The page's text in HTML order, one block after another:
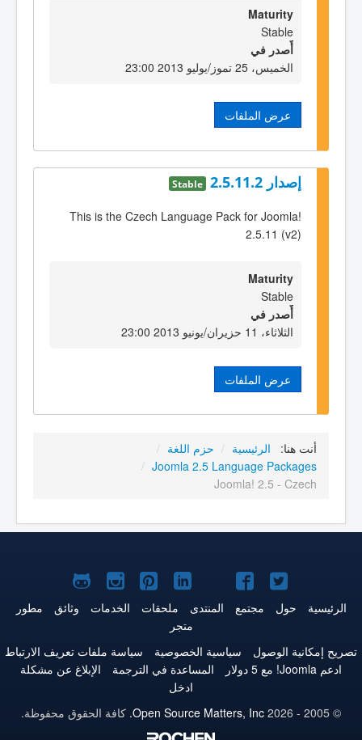
Maturity
Stable
أٌصدر في
الخميس، 25 تموز/يوليو 2013 23:00
عرض الملفات
إصدار 2.5.11.2 Stable
This is the Czech Language Pack for Joomla!
2.5.11 (v2)
Maturity
Stable
أٌصدر في
الثلاثاء، 11 حزيران/يونيو 2013 23:00
عرض الملفات
أنت هنا: الرئيسية / حزم اللغة /
Joomla 2.5 Language Packages
/
Joomla! 2.5 - Czech
على
Joomla!
على
بوك
Joomla!
على
يوتيوب
Joomla!
على
LinkedIn
Joomla!
علىعلى علىGitHub
الرئيسية حول مجتمع المنتدى ملحقات الخدمات وثائق
مطور
متجر
تصريح إمكانية الوصول
سياسية الخصوصية
سياسة ملفات تعريف الارتباط
ادعم Joomla! مع 5 دولار
المساعدة في الترجمة
الإبلاغ عن مشكلة
ادخل
© 2005 - 2026
Open Source Matters, Inc. كافة الحقوق محفوظة.